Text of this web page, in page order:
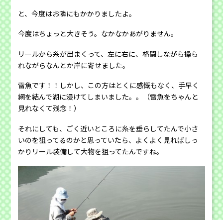
と、今度はお隣にもかかりましたよ。
今度はちょっと大きそう。なかなかあがりません。
リールから糸が出まくって、左に右に、格闘しながら操ら
れながらなんとか岸に寄せました。
雷魚です！！しかし、この方はとくに感慨もなく、手早く
網を結んで湖に浸けてしまいました。。（雷魚をちゃんと
見れなくて残念！）
それにしても、ごく近いところに糸を垂らしてたんで小さ
いのを狙ってるのかと思っていたら、よくよく見ればしっ
かりリール装備して大物を狙ってたんですね。